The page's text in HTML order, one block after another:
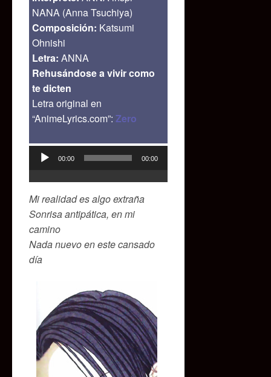
NANA (Anna Tsuchiya)
Composición: Katsumi
Ohnishi
Letra: ANNA
Rehusándose a vivir como
te dicten
Letra original en
“AnimeLyrics.com”: Zero
Reproductor
audio
00:00 00:00
Mi realidad es algo extraña
Sonrisa antipática, en mi
camino
Nada nuevo en este cansado
día